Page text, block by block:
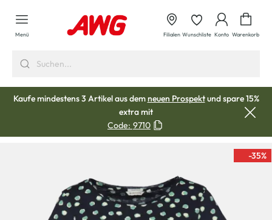
springen
Menü Filialen Wunschliste Konto Warenkorb
Kaufe mindestens 3 Artikel aus demneuen Prospektund spare 15%
extra mit
Code: 9710
-35%